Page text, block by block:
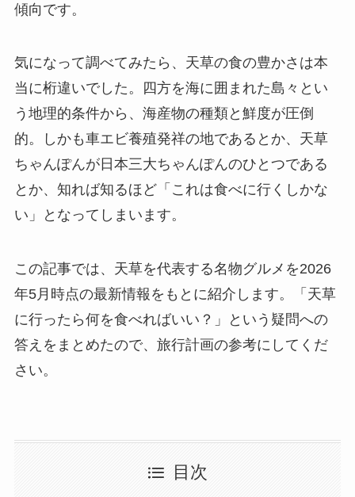
傾向です。
気になって調べてみたら、天草の食の豊かさは本
当に桁違いでした。四方を海に囲まれた島々とい
う地理的条件から、海産物の種類と鮮度が圧倒
的。しかも車エビ養殖発祥の地であるとか、天草
ちゃんぽんが日本三大ちゃんぽんのひとつである
とか、知れば知るほど「これは食べに行くしかな
い」となってしまいます。
この記事では、天草を代表する名物グルメを2026
年5月時点の最新情報をもとに紹介します。「天草
に行ったら何を食べればいい？」という疑問への
答えをまとめたので、旅行計画の参考にしてくだ
さい。
目次